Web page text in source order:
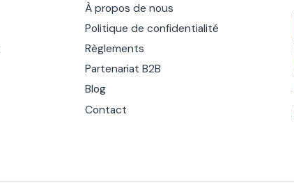
À propos de nous
Politique de confidentialité
Règlements
Partenariat B2B
Blog
Contact